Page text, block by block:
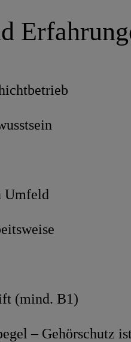
Umfeld
(mind. B1)
– Gehörschutz